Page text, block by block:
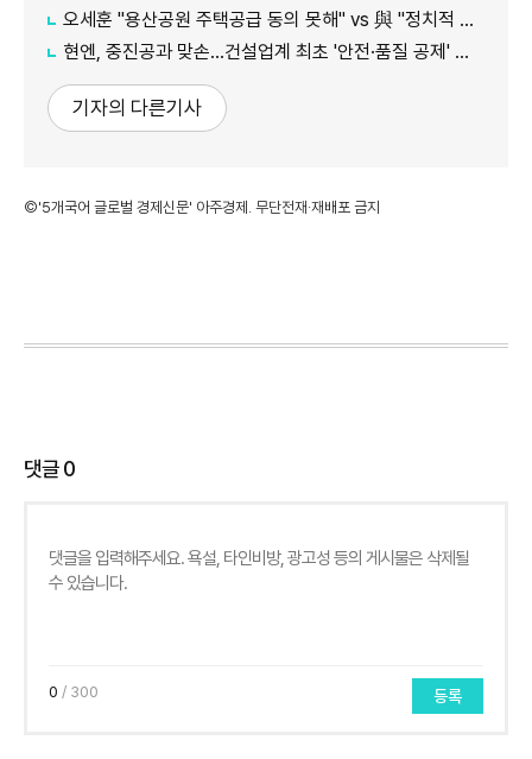
오세훈 "용산공원 주택공급 동의 못해" vs 與 "정치적 어젠다로 사용" 맞불
현엔, 중진공과 맞손…건설업계 최초 '안전·품질 공제' 도입
기자의 다른기사
©'5개국어 글로벌 경제신문' 아주경제. 무단전재·재배포 금지
댓글0
0 / 300 등록